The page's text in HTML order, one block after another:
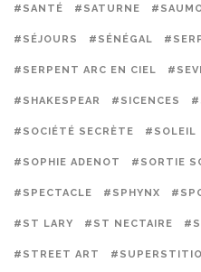
#SANTÉ #SATURNE
#SÉJOURS #SÉNÉGAL
#SERPENT ARC EN CIEL
#SHAKESPEAR #SICENCES
#SOCIÉTÉ SECRÈTE #SOLEIL
#SOPHIE ADENOT #SORTIE
#SPECTACLE #SPHYNX
#ST LARY #ST NECTAIRE
#STREET ART